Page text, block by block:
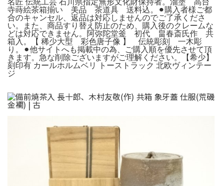
寺蒔絵茶箱揃い 美品 茶道具 送料込。⚫︎購入者様ご都
合のキャンセル、返品は対応しませんのでご了承くださ
い。また、商品すり替え防止のため、購入後のクレームな
どは対応できません。阿弥陀堂釜 初代 畠春斎氏作 共
箱入。【 稀少大型 彩色唐子像 】 伝統彫刻 一木彫
り。⚫︎他サイトへも掲載中の為、ご購入順を優先させて頂
きます。急な削除ございますがご理解ください。【希少】
刻印有 カールホルムベリ トーストラック 北欧ヴィンテー
ジ